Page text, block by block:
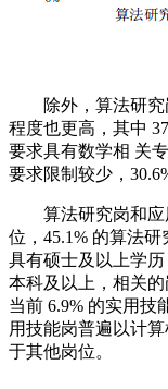
除外，算法研究
程度也更高，其中
要求具有数学相 关
要求限制较少，
算法研究岗和应
位，45.1% 的算法
具有硕士及以上学
本科及以上，相关的
当前 6.9% 的实用技
用技能岗普遍以计
于其他岗位。